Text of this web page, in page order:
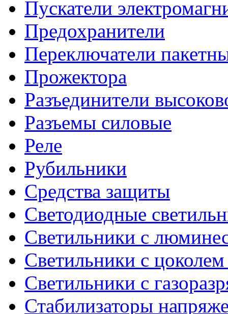
Пускатели
Предохранители
Переключатели
Прожектора
Разъединители
Разъемы силовые
Реле
Рубильники
Средства защиты
Светодиодные
Светильники с
Светильники с
Светильники с
Стабилизаторы